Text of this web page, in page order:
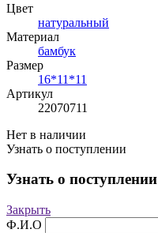
Цвет
натуральный
Материал
бамбук
Размер
16*11*11
Артикул
22070711
Нет в наличии
Узнать о поступлении
Узнать о поступлении
Закрыть
Ф.И.О